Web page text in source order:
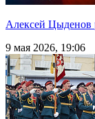
Алексей Цыденов
9 мая 2026, 19:06